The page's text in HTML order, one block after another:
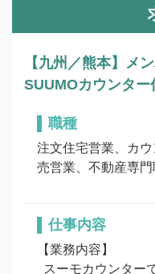
【九州／熊本】メ
SUUMOカウンタ
職種
注文住宅営業、カ
売営業、不動産専門
仕事内容
【業務内容】